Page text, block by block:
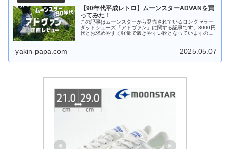
【90年代平成レトロ】ムーンスターADVANを買
ってみた！
この記事はムーンスターから発売されているロングセラー
ダッドシューズ「アドヴァン」に関する記事です。3000円
代とお求めやすく軽量で履きやすい靴となっていますので
yakin-papa.com 2025.05.07